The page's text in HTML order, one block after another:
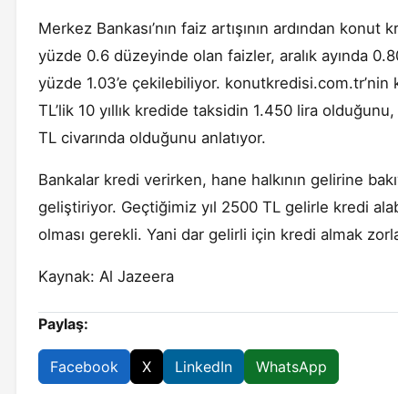
Merkez Bankası’nın faiz artışının ardından
yüzde 0.6 düzeyinde olan faizler, aralık ayında
yüzde 1.03’e çekilebiliyor.
TL’lik 10 yıllık kredide taksidin 1.450 lira
TL civarında olduğunu anlatıyor.
Bankalar kredi verirken, hane halkının gelirine
geliştiriyor. Geçtiğimiz yıl 2500 TL gelirle kredi
olması gerekli. Yani dar gelirli için kredi almak
Kaynak: Al Jazeera
Paylaş:
Facebook X LinkedIn WhatsApp